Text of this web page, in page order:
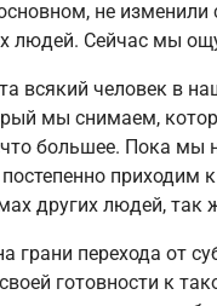
не изменили
людей. Сейчас мы
всякий человек в
мы снимаем,
большее. Пока мы
приходим
других людей, так
грани перехода от
готовности к